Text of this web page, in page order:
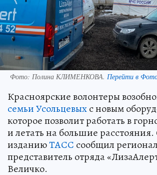
Фото: Полина КЛИМЕНКОВА. Перейти в
Красноярские волонтеры
семьи Усольцевыхс новым
которое позволит работать в
и летать на большие
изданиюТАСС сообщил
представитель отряда
Величко.